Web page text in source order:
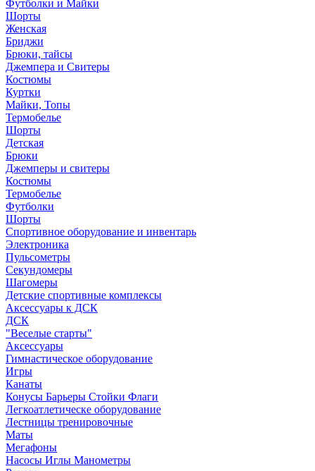
Футболки и Майки
Шорты
Женская
Бриджи
Брюки, тайсы
Джемпера и Свитеры
Костюмы
Куртки
Майки, Топы
Термобелье
Шорты
Детская
Брюки
Джемперы и свитеры
Костюмы
Термобелье
Футболки
Шорты
Спортивное оборудование и инвентарь
Электроника
Пульсометры
Секундомеры
Шагомеры
Детские спортивные комплексы
Аксессуары к ДСК
ДСК
"Веселые старты"
Аксессуары
Гимнастическое оборудование
Игры
Канаты
Конусы Барьеры Стойки Флаги
Легкоатлетическе оборудование
Лестницы тренировочные
Маты
Мегафоны
Насосы Иглы Манометры